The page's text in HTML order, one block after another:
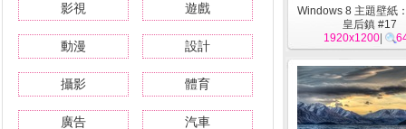
影視 遊戲
動漫 設計
攝影 體育
廣告 汽車
Windows 8 主題壁紙
皇后鎮 #17
1920x1200